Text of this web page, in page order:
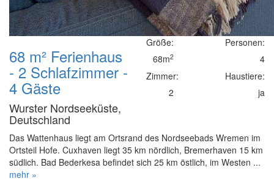
68 m² Ferienhaus
- 2 Schlafzimmer -
4 Gäste
Wurster Nordseeküste,
Deutschland
Größe:
68m2
Zimmer:
2
Personen:
4
Haustiere:
ja
Das Wattenhaus liegt am Ortsrand des Nordseebads Wremen im
Ortsteil Hofe. Cuxhaven liegt 35 km nördlich, Bremerhaven 15 km
südlich. Bad Bederkesa befindet sich 25 km östlich, im Westen ...
mehr »